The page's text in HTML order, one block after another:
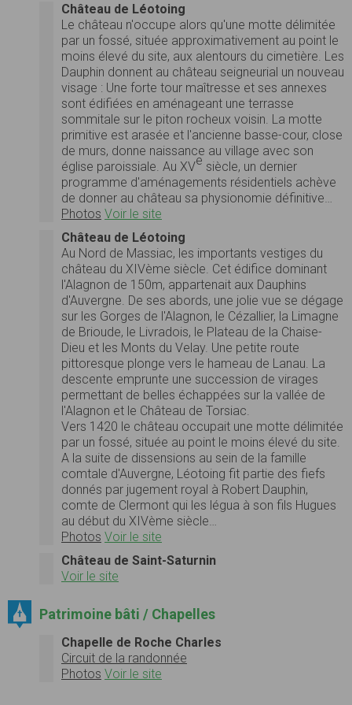
Château de Léotoing
Le château n'occupe alors qu'une motte délimitée
par un fossé, située approximativement au point le
moins élevé du site, aux alentours du cimetière. Les
Dauphin donnent au château seigneurial un nouveau
visage : Une forte tour maîtresse et ses annexes
sont édifiées en aménageant une terrasse
sommitale sur le piton rocheux voisin. La motte
primitive est arasée et l'ancienne basse-cour, close
de murs, donne naissance au village avec son
église paroissiale. Au XVe siècle, un dernier
programme d'aménagements résidentiels achève
de donner au château sa physionomie définitive…
Photos Voir le site
Château de Léotoing
Au Nord de Massiac, les importants vestiges du
château du XIVème siècle. Cet édifice dominant
l'Alagnon de 150m, appartenait aux Dauphins
d'Auvergne. De ses abords, une jolie vue se dégage
sur les Gorges de l'Alagnon, le Cézallier, la Limagne
de Brioude, le Livradois, le Plateau de la Chaise-
Dieu et les Monts du Velay. Une petite route
pittoresque plonge vers le hameau de Lanau. La
descente emprunte une succession de virages
permettant de belles échappées sur la vallée de
l'Alagnon et le Château de Torsiac.
Vers 1420 le château occupait une motte délimitée
par un fossé, située au point le moins élevé du site.
A la suite de dissensions au sein de la famille
comtale d'Auvergne, Léotoing fit partie des fiefs
donnés par jugement royal à Robert Dauphin,
comte de Clermont qui les légua à son fils Hugues
au début du XIVème siècle…
Photos Voir le site
Château de Saint-Saturnin
Voir le site
Patrimoine bâti / Chapelles
Chapelle de Roche Charles
Circuit de la randonnée
Photos Voir le site